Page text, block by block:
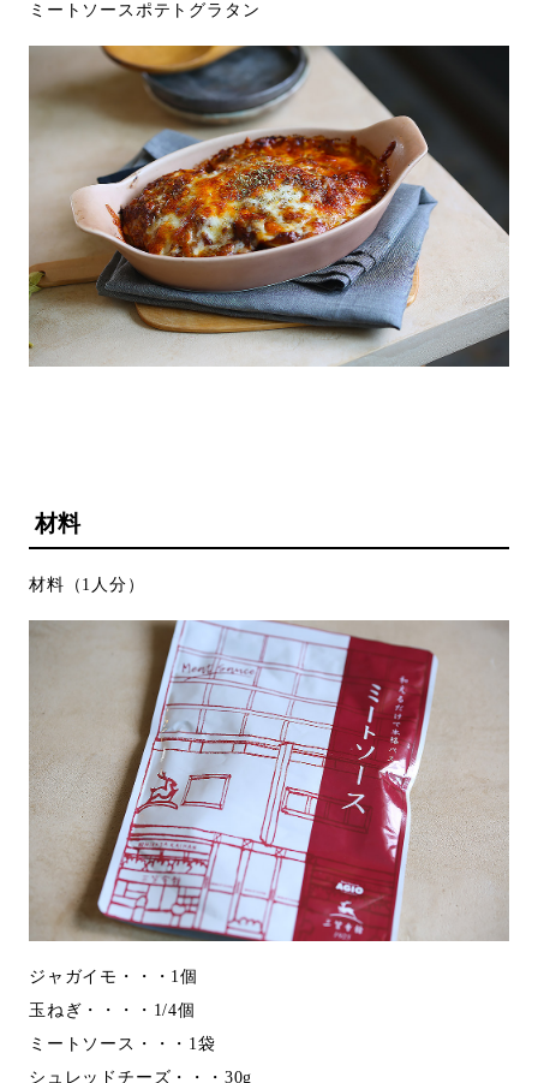
ミートソースポテトグラタン
材料
材料（1人分）
ジャガイモ・・・1個
玉ねぎ・・・・1/4個
ミートソース・・・1袋
シュレッドチーズ・・・30g